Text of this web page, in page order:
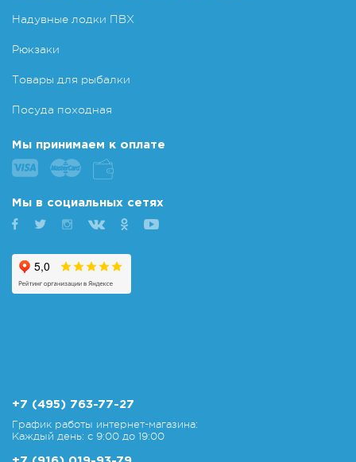
Надувные лодки ПВХ
Рюкзаки
Товары для рыбалки
Посуда походная
Мы принимаем к оплате
Мы в социальных сетях
+7 (495) 763-77-27
График работы интернет-магазина:
Каждый день: с 9:00 до 19:00